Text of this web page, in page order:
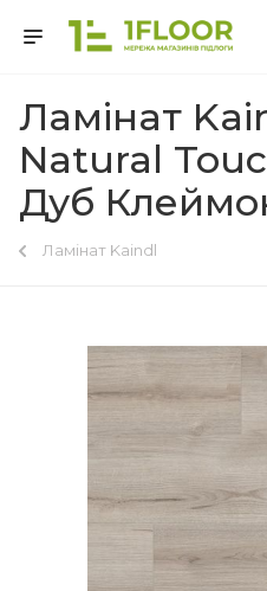
Ламінат
Natural
Дуб
Ламінат Kaindl